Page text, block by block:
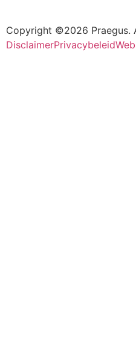
Copyright ©2026 Praegus.
DisclaimerPrivacybeleid